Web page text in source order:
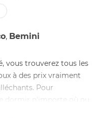
, Bemini
vous trouverez tous les
à des prix vraiment
Pour
dormir n'importe où ou